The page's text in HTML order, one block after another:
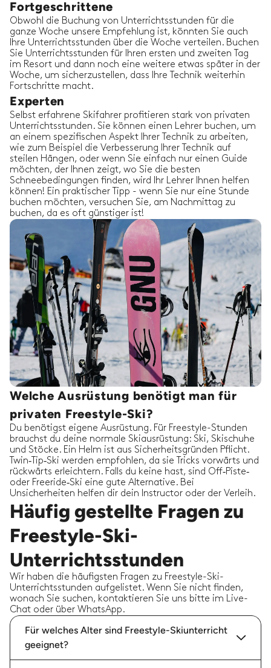
Fortgeschrittene
Obwohl die Buchung von Unterrichtsstunden für die
ganze Woche unsere Empfehlung ist, könnten Sie auch
Ihre Unterrichtsstunden über die Woche verteilen. Buchen
Sie Unterrichtsstunden für Ihren ersten und zweiten Tag
im Resort und dann noch eine weitere etwas später in der
Woche, um sicherzustellen, dass Ihre Technik weiterhin
Fortschritte macht.
Experten
Selbst erfahrene Skifahrer profitieren stark von privaten
Unterrichtsstunden. Sie können einen Lehrer buchen, um
an einem spezifischen Aspekt Ihrer Technik zu arbeiten,
wie zum Beispiel die Verbesserung Ihrer Technik auf
steilen Hängen, oder wenn Sie einfach nur einen Guide
möchten, der Ihnen zeigt, wo Sie die besten
Schneebedingungen finden, wird Ihr Lehrer Ihnen helfen
können! Ein praktischer Tipp - wenn Sie nur eine Stunde
buchen möchten, versuchen Sie, am Nachmittag zu
buchen, da es oft günstiger ist!
Welche Ausrüstung benötigt man für
privaten Freestyle-Ski?
Du benötigst eigene Ausrüstung. Für Freestyle-Stunden
brauchst du deine normale Skiausrüstung: Ski, Skischuhe
und Stöcke. Ein Helm ist aus Sicherheitsgründen Pflicht.
Twin‑Tip‑Ski werden empfohlen, da sie Tricks vorwärts und
rückwärts erleichtern. Falls du keine hast, sind Off‑Piste‑
oder Freeride‑Ski eine gute Alternative. Bei
Unsicherheiten helfen dir dein Instructor oder der Verleih.
Häufig gestellte Fragen zu
Freestyle-Ski-
Unterrichtsstunden
Wir haben die häufigsten Fragen zu Freestyle-Ski-
Unterrichtsstunden aufgelistet. Wenn Sie nicht finden,
wonach Sie suchen, kontaktieren Sie uns bitte im Live-
Chat oder über WhatsApp.
Für welches Alter sind Freestyle-Skiunterricht
geeignet?